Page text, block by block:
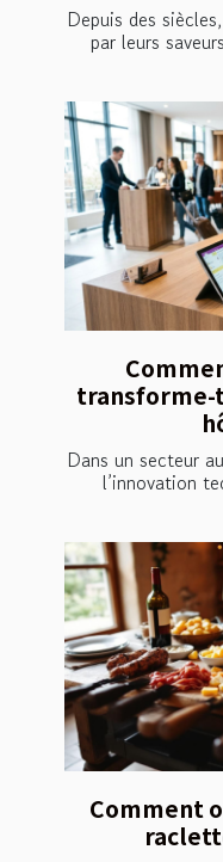
Depuis des
par leurs
Dans un secteur
l’innovation
Comment